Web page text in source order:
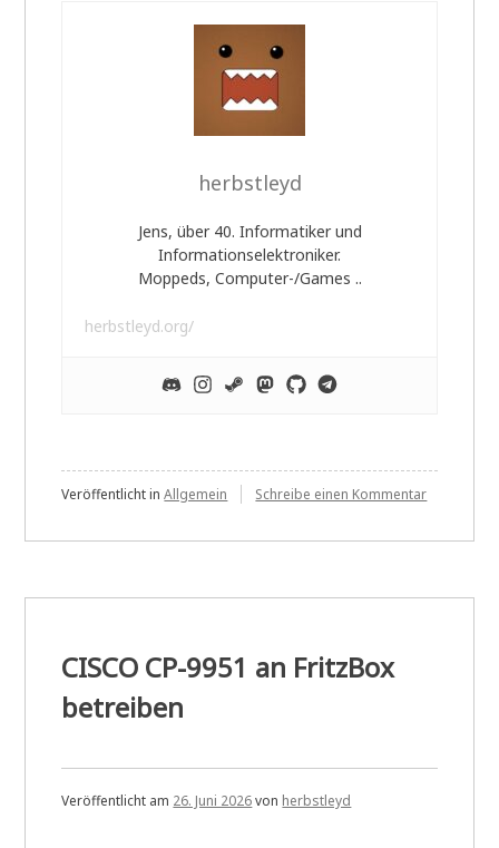
herbstleyd
Jens, über 40. Informatiker und
Informationselektroniker.
Moppeds, Computer-/Games ..
herbstleyd.org/
Veröffentlicht inAllgemein Schreibe einen Kommentarzu
CISCO CP-9951 an FritzBox
betreiben
Veröffentlicht am 26. Juni 2026von herbstleyd